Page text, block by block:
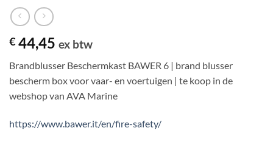
€ 44,45 ex btw
Brandblusser Beschermkast BAWER 6 | brand blusser
bescherm box voor vaar- en voertuigen | te koop in de
webshop van AVA Marine
https://www.bawer.it/en/fire-safety/